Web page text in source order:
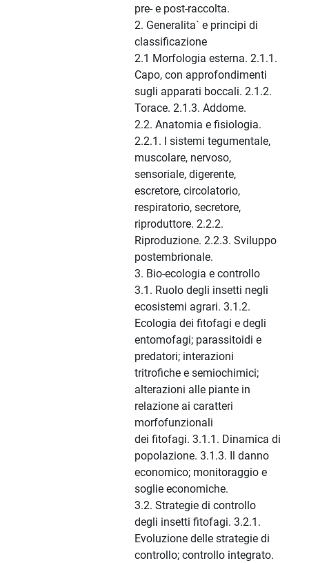
pre- e post-raccolta.
2. Generalita` e principi di
classificazione
2.1 Morfologia esterna. 2.1.1.
Capo, con approfondimenti
sugli apparati boccali. 2.1.2.
Torace. 2.1.3. Addome.
2.2. Anatomia e fisiologia.
2.2.1. I sistemi tegumentale,
muscolare, nervoso,
sensoriale, digerente,
escretore, circolatorio,
respiratorio, secretore,
riproduttore. 2.2.2.
Riproduzione. 2.2.3. Sviluppo
postembrionale.
3. Bio-ecologia e controllo
3.1. Ruolo degli insetti negli
ecosistemi agrari. 3.1.2.
Ecologia dei fitofagi e degli
entomofagi; parassitoidi e
predatori; interazioni
tritrofiche e semiochimici;
alterazioni alle piante in
relazione ai caratteri
morfofunzionali
dei fitofagi. 3.1.1. Dinamica di
popolazione. 3.1.3. Il danno
economico; monitoraggio e
soglie economiche.
3.2. Strategie di controllo
degli insetti fitofagi. 3.2.1.
Evoluzione delle strategie di
controllo; controllo integrato.